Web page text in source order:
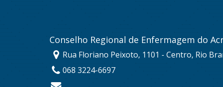
Conselho Regional de Enfermagem do
Rua Floriano Peixoto, 1101 - Centro, Rio
068 3224-6697